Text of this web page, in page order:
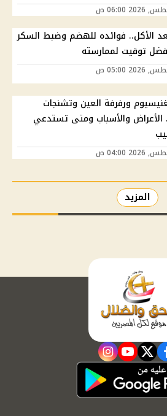
الأكل.. فوائده للهضم وضبط السكر
توقيت لممارسته
ورفرفة العين وتشنجات
الأعراض والأسباب ومتى تستدعي
المزيد
twitter
youtube
instagram